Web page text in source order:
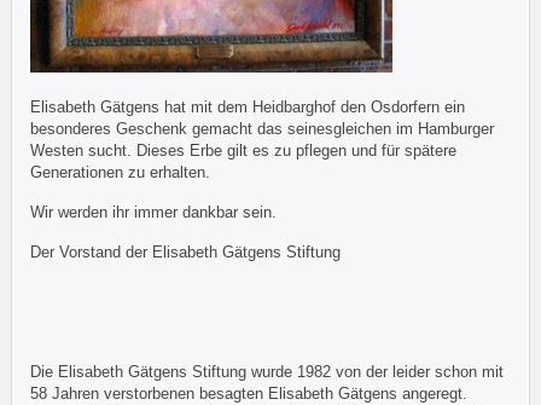
Elisabeth Gätgens hat mit dem Heidbarghof den Osdorfern ein
besonderes Geschenk gemacht das seinesgleichen im Hamburger
Westen sucht. Dieses Erbe gilt es zu pflegen und für spätere
Generationen zu erhalten.
Wir werden ihr immer dankbar sein.
Der Vorstand der Elisabeth Gätgens Stiftung
Die Elisabeth Gätgens Stiftung wurde 1982 von der leider schon mit
58 Jahren verstorbenen besagten Elisabeth Gätgens angeregt.